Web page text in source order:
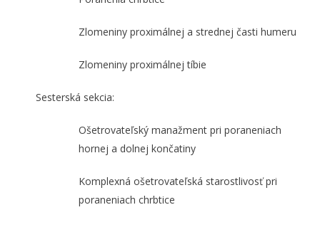
Zlomeniny proximálnej a strednej časti humeru
Zlomeniny proximálnej tíbie
Sesterská sekcia:
Ošetrovateľský manažment pri poraneniach
hornej a dolnej končatiny
Komplexná ošetrovateľská starostlivosť pri
poraneniach chrbtice